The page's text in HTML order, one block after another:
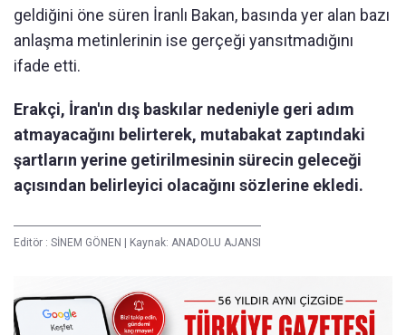
geldiğini öne süren İranlı Bakan, basında yer alan bazı
anlaşma metinlerinin ise gerçeği yansıtmadığını
ifade etti.
Erakçi, İran'ın dış baskılar nedeniyle geri adım
atmayacağını belirterek, mutabakat zaptındaki
şartların yerine getirilmesinin sürecin geleceği
açısından belirleyici olacağını sözlerine ekledi.
Editör : SİNEM GÖNEN | Kaynak: ANADOLU AJANSI